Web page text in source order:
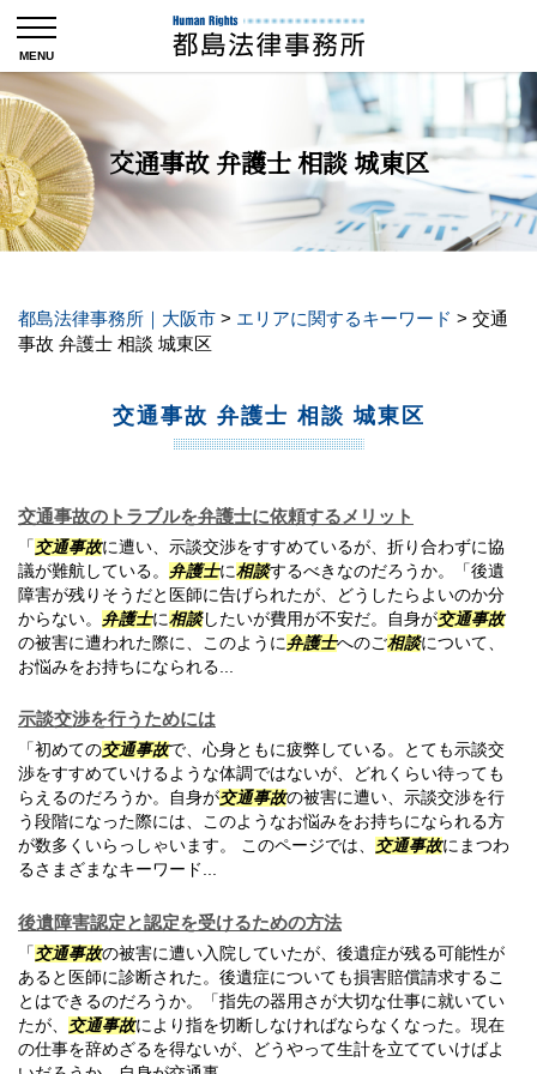
交通事故 弁護士 相談 城東区
都島法律事務所｜大阪市 > エリアに関するキーワード > 交通
事故 弁護士 相談 城東区
交通事故 弁護士 相談 城東区
交通事故のトラブルを弁護士に依頼するメリット
「 交通事故に遭い、示談交渉をすすめているが、折り合わずに協
議が難航している。 弁護士に相談するべきなのだろうか。「後遺
障害が残りそうだと医師に告げられたが、どうしたらよいのか分
からない。 弁護士に相談したいが費用が不安だ。自身が交通事故
の被害に遭われた際に、このように 弁護士へのご相談について、
お悩みをお持ちになられる...
示談交渉を行うためには
「初めての交通事故で、心身ともに疲弊している。とても示談交
渉をすすめていけるような体調ではないが、どれくらい待っても
らえるのだろうか。自身が交通事故の被害に遭い、示談交渉を行
う段階になった際には、このようなお悩みをお持ちになられる方
が数多くいらっしゃいます。 このページでは、 交通事故にまつわ
るさまざまなキーワード...
後遺障害認定と認定を受けるための方法
「 交通事故の被害に遭い入院していたが、後遺症が残る可能性が
あると医師に診断された。後遺症についても損害賠償請求するこ
とはできるのだろうか。「指先の器用さが大切な仕事に就いてい
たが、 交通事故により指を切断しなければならなくなった。現在
の仕事を辞めざるを得ないが、どうやって生計を立てていけばよ